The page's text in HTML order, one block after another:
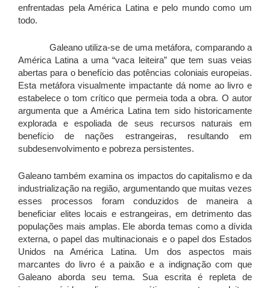
enfrentadas pela América Latina e pelo mundo como um
todo.
Galeano utiliza-se de uma metáfora, comparando a
América Latina a uma “vaca leiteira” que tem suas veias
abertas para o benefício das potências coloniais europeias.
Esta metáfora visualmente impactante dá nome ao livro e
estabelece o tom crítico que permeia toda a obra. O autor
argumenta que a América Latina tem sido historicamente
explorada e espoliada de seus recursos naturais em
benefício de nações estrangeiras, resultando em
subdesenvolvimento e pobreza persistentes.
Galeano também examina os impactos do capitalismo e da
industrialização na região, argumentando que muitas vezes
esses processos foram conduzidos de maneira a
beneficiar elites locais e estrangeiras, em detrimento das
populações mais amplas. Ele aborda temas como a dívida
externa, o papel das multinacionais e o papel dos Estados
Unidos na América Latina. Um dos aspectos mais
marcantes do livro é a paixão e a indignação com que
Galeano aborda seu tema. Sua escrita é repleta de